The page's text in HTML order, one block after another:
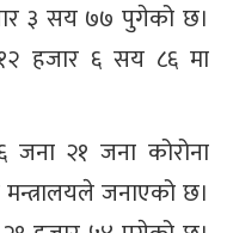
३ सय ७७ पुगेको छ।
हजार ६ सय ८६ मा
२१ जना कोरोना
जनाएको छ।